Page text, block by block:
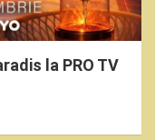
la PRO TV